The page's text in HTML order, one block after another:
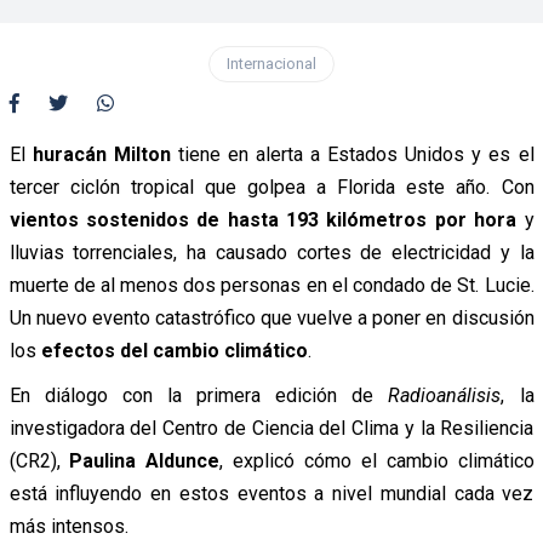
Internacional
El huracán Miltontiene en alerta a Estados Unidos y es el
tercer ciclón tropical que golpea a Florida este año. Con
vientos sostenidos de hasta 193 kilómetros por hora y
lluvias torrenciales, ha causado cortes de electricidad y la
muerte de al menos dos personas en el condado de St. Lucie.
Un nuevo evento catastrófico que vuelve a poner en discusión
los efectos del cambio climático.
En diálogo con la primera edición deRadioanálisis, la
investigadora del Centro de Ciencia del Clima y la Resiliencia
(CR2), Paulina Aldunce, explicó cómo el cambio climático
está influyendo en estos eventos a nivel mundial cada vez
más intensos.